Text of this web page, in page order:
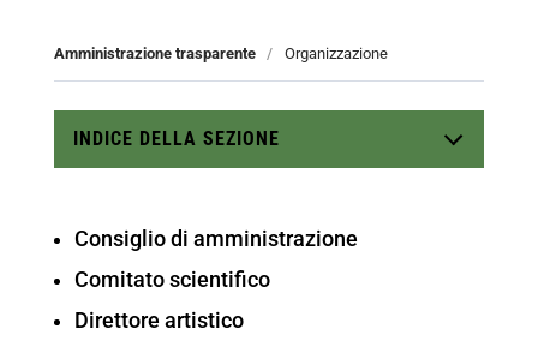
Amministrazione trasparente / Organizzazione
INDICE DELLA SEZIONE
Consiglio di amministrazione
Comitato scientifico
Direttore artistico